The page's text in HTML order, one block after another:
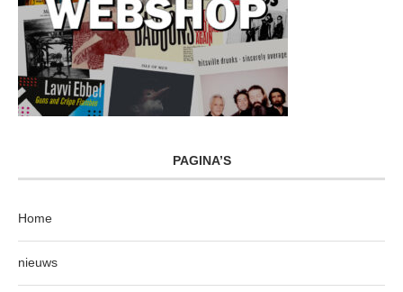
PAGINA’S
Home
nieuws